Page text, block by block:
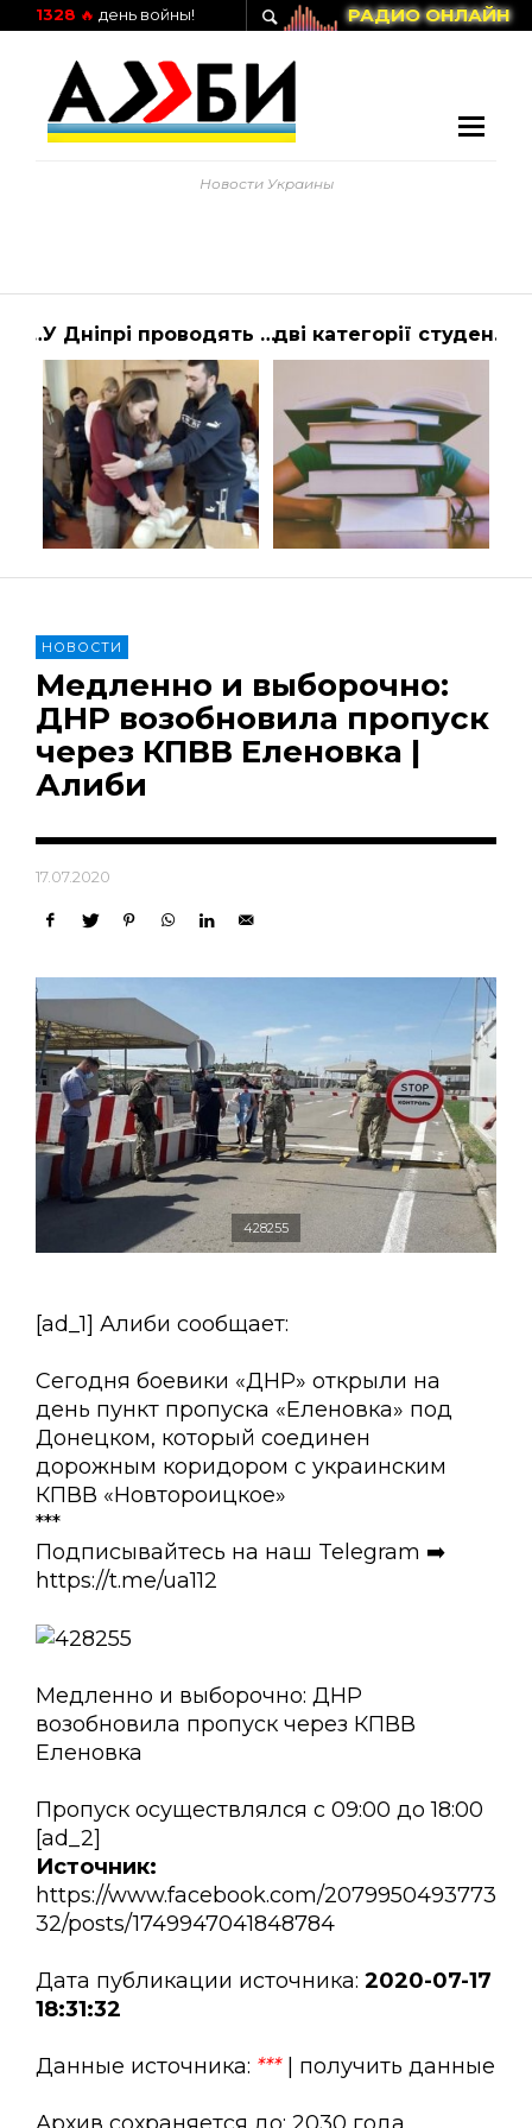
РАДИО ОНЛАЙН
1328 🔥 день войны!
Новости Украины
Збройні сили України озвучили умови – 1+1, ТСН новини – Україна У Дніпрі проводять тренінги з надання першої домедичної допомоги дві категорії студентів отримають відстрочку – ТСН, новини 1+1 – Україна
НОВОСТИ
Медленно и выборочно:
ДНР возобновила пропуск
через КПВВ Еленовка |
Алиби
17.07.2020
428255
[ad_1] Алиби сообщает:
Сегодня боевики «ДНР» открыли на
день пункт пропуска «Еленовка» под
Донецком, который соединен
дорожным коридором с украинским
КПВВ «Новтороицкое»
***
Подписывайтесь на наш Telegram ➡️
https://t.me/ua112
Медленно и выборочно: ДНР
возобновила пропуск через КПВВ
Еленовка
Пропуск осуществлялся с 09:00 до 18:00
[ad_2]
Источник:
https://www.facebook.com/2079950493773
32/posts/1749947041848784
Дата публикации источника: 2020-07-17
18:31:32
Данные источника: ***| получить данные